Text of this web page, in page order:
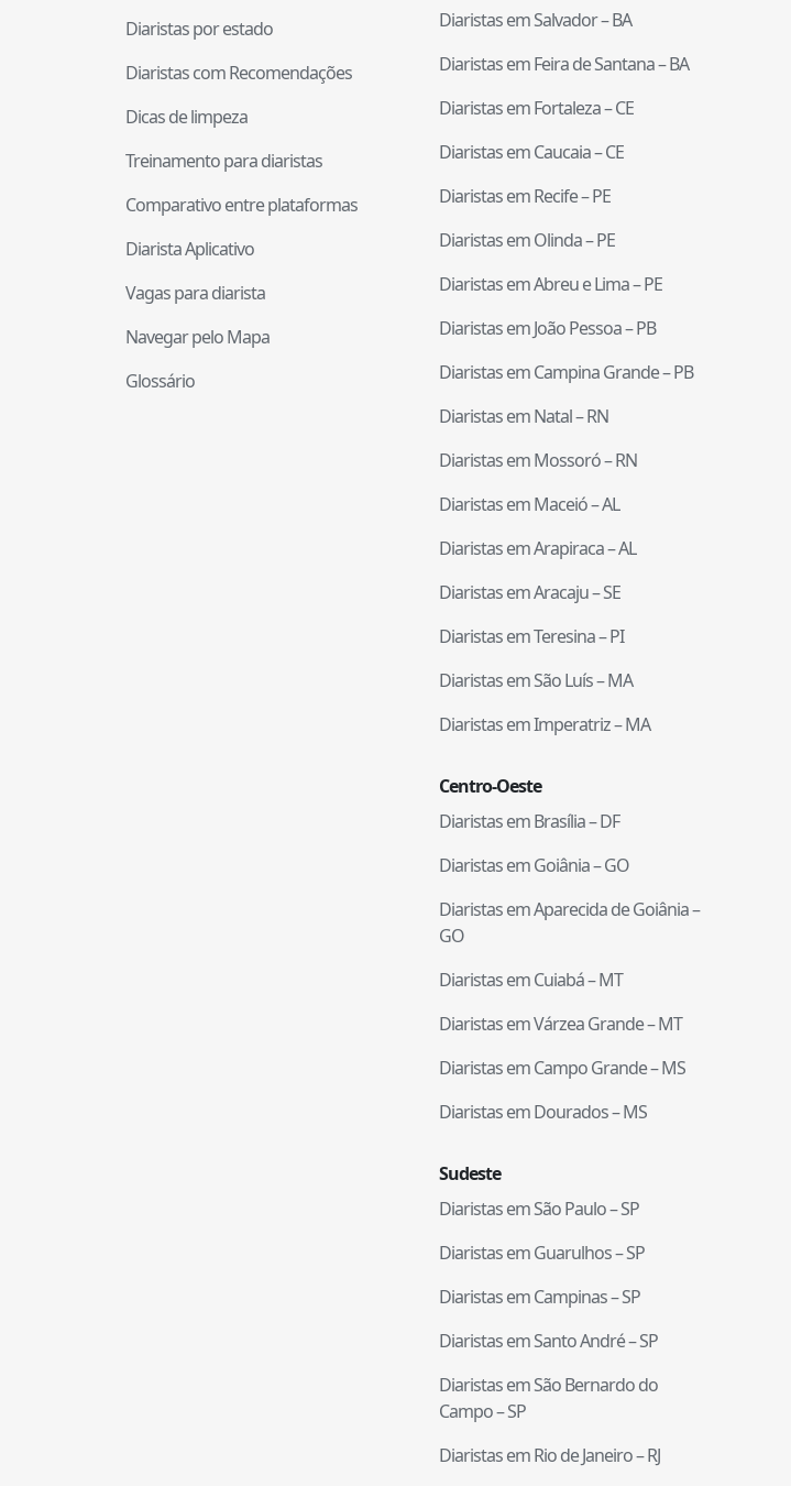
Diaristas por estado
Diaristas com Recomendações
Dicas de limpeza
Treinamento para diaristas
Comparativo entre plataformas
Diarista Aplicativo
Vagas para diarista
Navegar pelo Mapa
Glossário
Diaristas emSalvador–BA
Diaristas emFeira de Santana–BA
Diaristas emFortaleza–CE
Diaristas emCaucaia–CE
Diaristas emRecife–PE
Diaristas emOlinda–PE
Diaristas emAbreu e Lima–PE
Diaristas emJoão Pessoa–PB
Diaristas emCampina Grande–PB
Diaristas emNatal–RN
Diaristas emMossoró–RN
Diaristas emMaceió–AL
Diaristas emArapiraca–AL
Diaristas emAracaju–SE
Diaristas emTeresina–PI
Diaristas emSão Luís–MA
Diaristas emImperatriz–MA
Centro-Oeste
Diaristas emBrasília–DF
Diaristas emGoiânia–GO
Diaristas emAparecida de Goiânia–
GO
Diaristas emCuiabá–MT
Diaristas emVárzea Grande–MT
Diaristas emCampo Grande–MS
Diaristas emDourados–MS
Sudeste
Diaristas emSão Paulo–SP
Diaristas emGuarulhos–SP
Diaristas emCampinas–SP
Diaristas emSanto André–SP
Diaristas emSão Bernardo do
Campo–SP
Diaristas emRio de Janeiro–RJ